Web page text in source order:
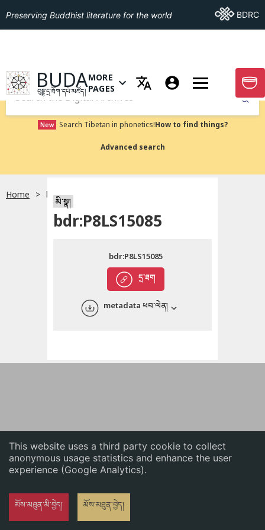
This website uses a third party cookie to collect
anonymous usage statistics and enhance the user
experience (Google Analytics).
མོས་མཐུན་མི་བྱེད། མོས་མཐུན་བྱེད།
English
Preserving Buddhist literature for the world Go ToBDRC
GO TO HOMEPAGE
BUDA
བུདྡྷ་དྲ་ཐོག་དཔེ་མཛོད།
OPEN MENU OF MORE PAGES
MORE
PAGES
GO
Submit
New Search Tibetan in phonetics!How to find things?
Advanced search
Home bdr:P8LS15085
མི་སྣ།
bdr:P8LS15085
དྲ་ཐག
bdr:P8LS15085
metadata ཕབ་ལེན།